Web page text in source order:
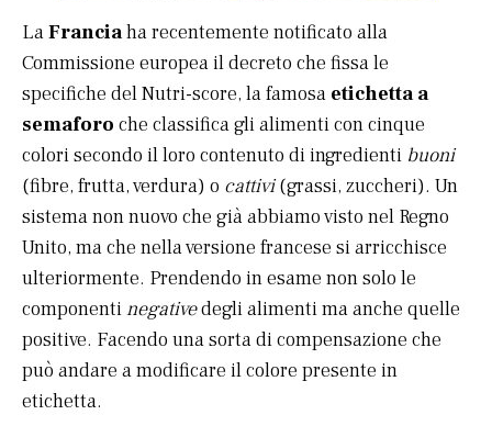
LaFranciaha recentemente notificato alla
Commissione europea il decreto che fissa le
specifiche del Nutri-score, la famosa etichetta a
semaforo che classifica gli alimenti con cinque
colori secondo il loro contenuto di ingredienti buoni
(fibre, frutta, verdura) o cattivi(grassi, zuccheri). Un
sistema non nuovo che già abbiamo visto nel Regno
Unito, ma che nella versione francese si arricchisce
ulteriormente. Prendendo in esame non solo le
componentinegativedegli alimenti ma anche quelle
positive. Facendo una sorta di compensazione che
può andare a modificare il colore presente in
etichetta.